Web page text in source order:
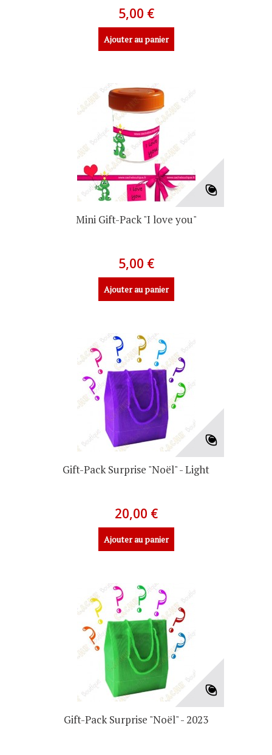
5,00 €
Ajouter au panier
Mini Gift-Pack "I love you"
5,00 €
Ajouter au panier
Gift-Pack Surprise "Noël" - Light
20,00 €
Ajouter au panier
Gift-Pack Surprise "Noël" - 2023